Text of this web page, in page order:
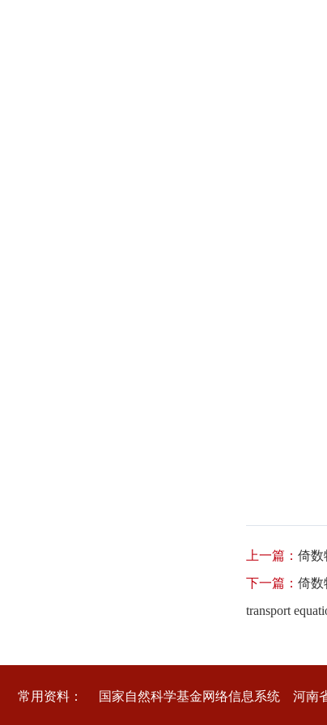
上一篇： 倚数
下一篇： 倚数
transport
常用资料： 国家自然科学基金网络信息系统 河南